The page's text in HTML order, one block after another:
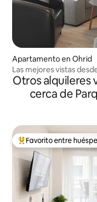
Apartamento en Ohrid
Las mejores vistas
minuto de la plaza.
Otros alquileres
cerca de
Favorito entre
Favorito entre